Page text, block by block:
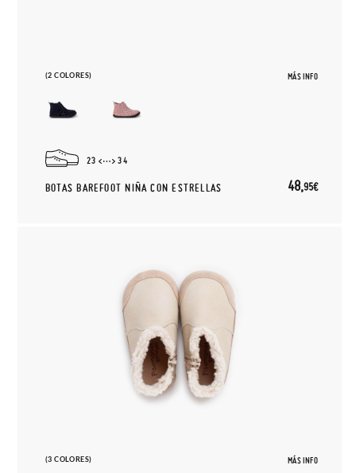
(2 COLORES) MÁS INFO
23 34
BOTAS BAREFOOT NIÑA CON ESTRELLAS 48,95€
(3 COLORES) MÁS INFO